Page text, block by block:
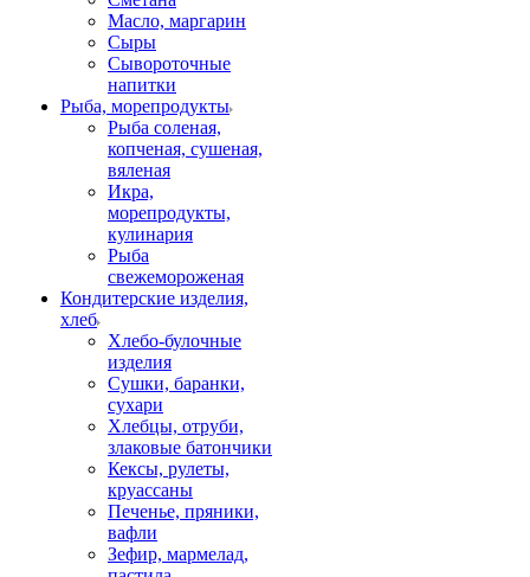
Масло, маргарин
Сыры
Сывороточные
напитки
Рыба, морепродукты
Рыба соленая,
копченая, сушеная,
вяленая
Икра,
морепродукты,
кулинария
Рыба
свежемороженая
Кондитерские изделия,
хлеб
Хлебо-булочные
изделия
Сушки, баранки,
сухари
Хлебцы, отруби,
злаковые батончики
Кексы, рулеты,
круассаны
Печенье, пряники,
вафли
Зефир, мармелад,